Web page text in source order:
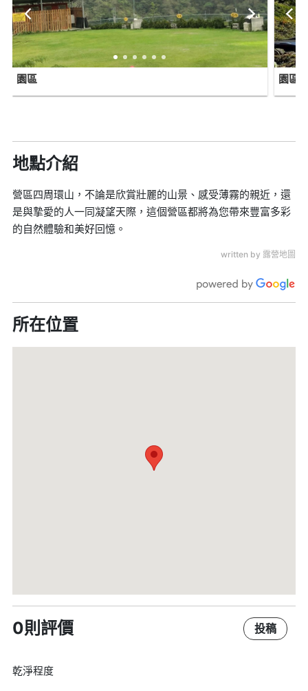
園區 園區
地點介紹
營區四周環山，不論是欣賞壯麗的山景、感受薄霧的親近，還
是與摯愛的人一同凝望天際，這個營區都將為您帶來豐富多彩
的自然體驗和美好回憶。
written by 露營地圖
所在位置
0則評價 投稿
乾淨程度